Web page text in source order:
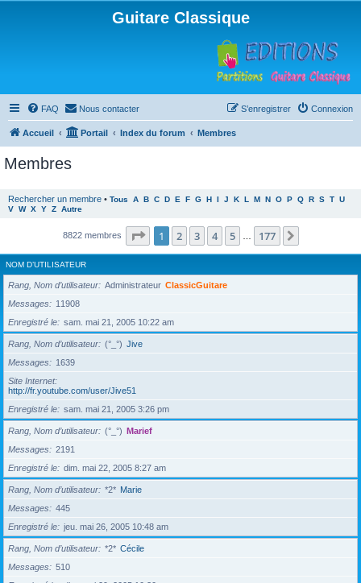
Guitare Classique
FAQ Nous contacter Connexion
S’enregistrer
Accueil Portail Index du forum Membres
Membres
Rechercher un membre • Tous A B C D E F G H I J K L M N O P Q R S T U
V W X Y Z Autre
8822 membres Page 1sur177
1 2 3 4 5 177
NOM D’UTILISATEUR
Rang, Nom d’utilisateur Administrateur ClassicGuitare
Messages
11908
Enregistré le
sam. mai 21, 2005 10:22 am
Rang, Nom d’utilisateur (°_°) Jive
Messages
1639
Site Internet
http://fr.youtube.com/user/Jive51
Enregistré le
sam. mai 21, 2005 3:26 pm
Rang, Nom d’utilisateur (°_°) Marief
Messages
2191
Enregistré le
dim. mai 22, 2005 8:27 am
Rang, Nom d’utilisateur *2* Marie
Messages
445
Enregistré le
jeu. mai 26, 2005 10:48 am
Rang, Nom d’utilisateur *2* Cécile
Messages
510